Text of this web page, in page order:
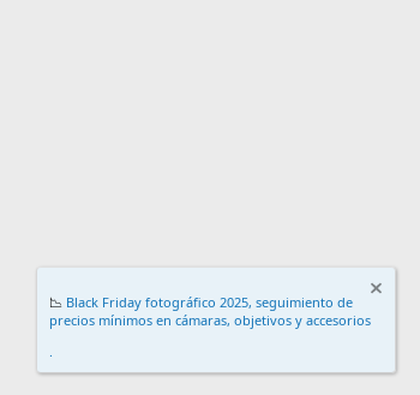
📉 Black Friday fotográfico 2025, seguimiento de
precios mínimos en cámaras, objetivos y accesorios
.